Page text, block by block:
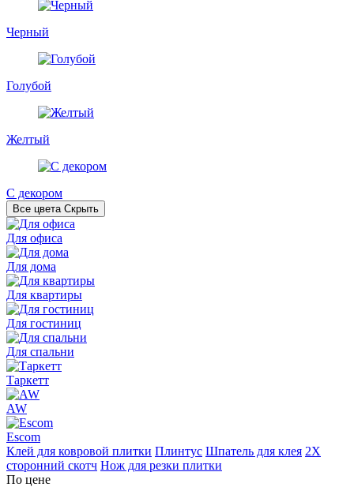
Черный
Голубой
Желтый
С декором
Все цвета Скрыть
Для офиса
Для дома
Для квартиры
Для гостиниц
Для спальни
Таркетт
AW
Escom
Клей для ковровой плитки Плинтус Шпатель для клея 2Х
сторонний скотч Нож для резки плитки
По цене